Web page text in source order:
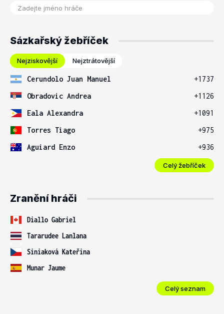
Sázkařský žebříček
Nejziskovější Nejztrátovější
Cerundolo Juan Manuel
+1737
Obradovic Andrea
+1126
Eala Alexandra
+1091
Torres Tiago
+975
Aguiard Enzo
+936
Celý žebříček
Zranění hráči
Diallo Gabriel
Tararudee Lanlana
Siniaková Kateřina
Munar Jaume
Celý seznam